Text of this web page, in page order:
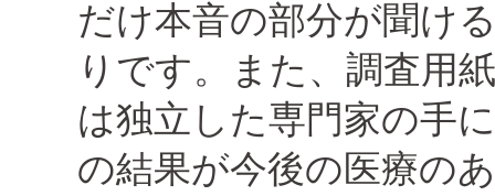
だけ本音の部分が聞け
りです。また、調査用
は独立した専門家の手
の結果が今後の医療の